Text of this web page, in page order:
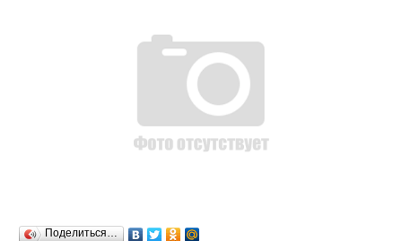
Поделиться…